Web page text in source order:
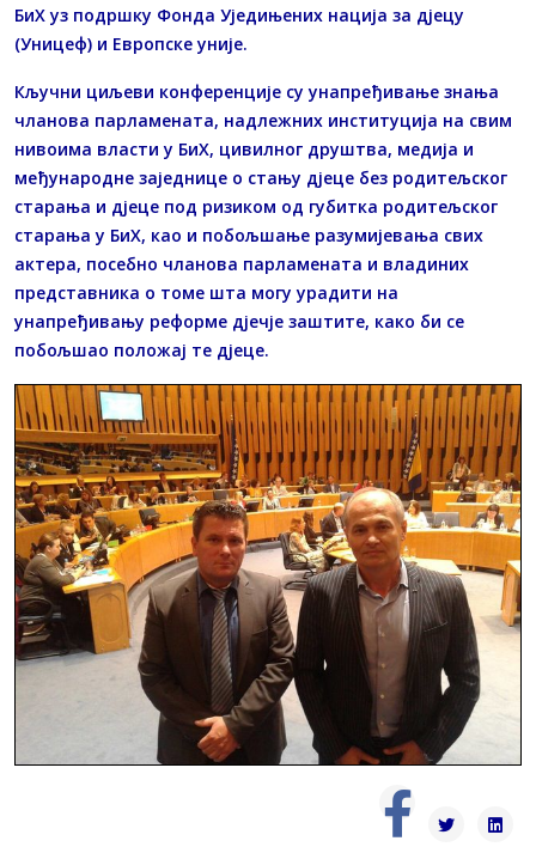
БиХ уз подршку Фонда Уједињених нација за дјецу
(Уницеф) и Европске уније.
Кључни циљеви конференције су унапређивање знања
чланова парламената, надлежних институција на свим
нивоима власти у БиХ, цивилног друштва, медија и
међународне заједнице о стању дјеце без родитељског
старања и дјеце под ризиком од губитка родитељског
старања у БиХ, као и побољшање разумијевања свих
актера, посебно чланова парламената и владиних
представника о томе шта могу урадити на
унапређивању реформе дјечје заштите, како би се
побољшао положај те дјеце.